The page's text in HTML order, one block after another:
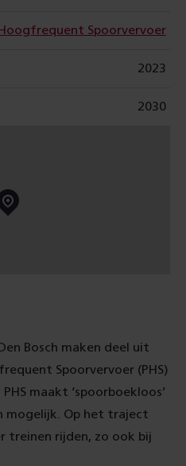
Hoogfrequent Spoorvervoer
2023
2030
Bosch maken deel uit
Spoorvervoer (PHS)
maakt ‘spoorboekloos’
mogelijk. Op het traject
treinen rijden, zo ook bij